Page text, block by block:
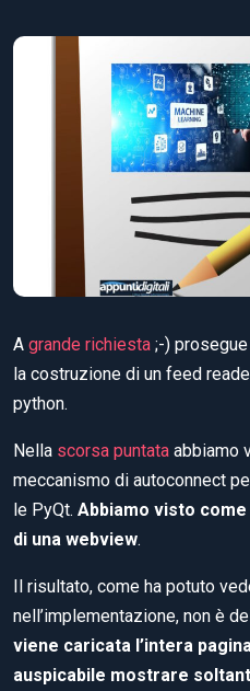
A grande richiesta ;-)
la costruzione di un feed
python.
Nella scorsa puntata abbiamo
meccanismo di autoconnect
le PyQt. Abbiamo visto
di una webview.
Il risultato, come ha potuto
nell’implementazione, non è
viene caricata l’intera
auspicabile mostrare